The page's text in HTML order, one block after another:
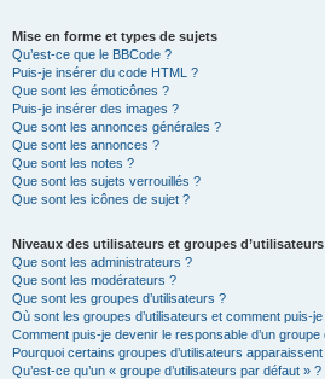
Mise en forme et types de sujets
Qu’est-ce que le BBCode ?
Puis-je insérer du code HTML ?
Que sont les émoticônes ?
Puis-je insérer des images ?
Que sont les annonces générales ?
Que sont les annonces ?
Que sont les notes ?
Que sont les sujets verrouillés ?
Que sont les icônes de sujet ?
Niveaux des utilisateurs et groupes d’utilisateurs
Que sont les administrateurs ?
Que sont les modérateurs ?
Que sont les groupes d’utilisateurs ?
Où sont les groupes d’utilisateurs et comment puis-
Comment puis-je devenir le responsable d’un groupe
Pourquoi certains groupes d’utilisateurs
Qu’est-ce qu’un « groupe d’utilisateurs par défaut » ?